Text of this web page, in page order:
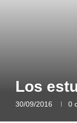
Los
30/09/2016 0